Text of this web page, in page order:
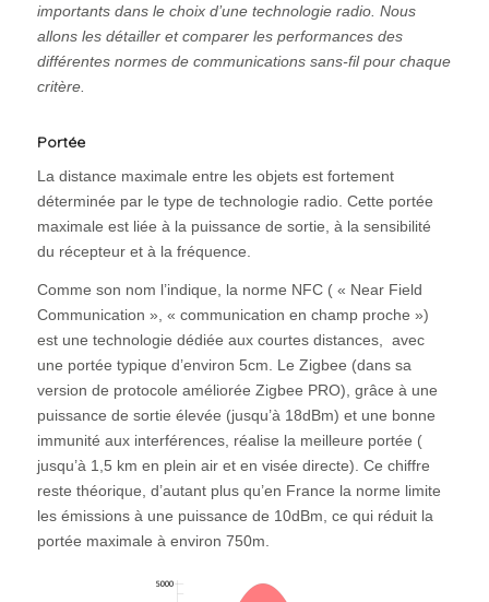
importants dans le choix d’une technologie radio. Nous
allons les détailler et comparer les performances des
différentes normes de communications sans-fil pour chaque
critère.
Portée
La distance maximale entre les objets est fortement
déterminée par le type de technologie radio. Cette portée
maximale est liée à la puissance de sortie, à la sensibilité
du récepteur et à la fréquence.
Comme son nom l’indique, la norme NFC ( « Near Field
Communication », « communication en champ proche »)
est une technologie dédiée aux courtes distances, avec
une portée typique d’environ 5cm. Le Zigbee (dans sa
version de protocole améliorée Zigbee PRO), grâce à une
puissance de sortie élevée (jusqu’à 18dBm) et une bonne
immunité aux interférences, réalise la meilleure portée (
jusqu’à 1,5 km en plein air et en visée directe). Ce chiffre
reste théorique, d’autant plus qu’en France la norme limite
les émissions à une puissance de 10dBm, ce qui réduit la
portée maximale à environ 750m.